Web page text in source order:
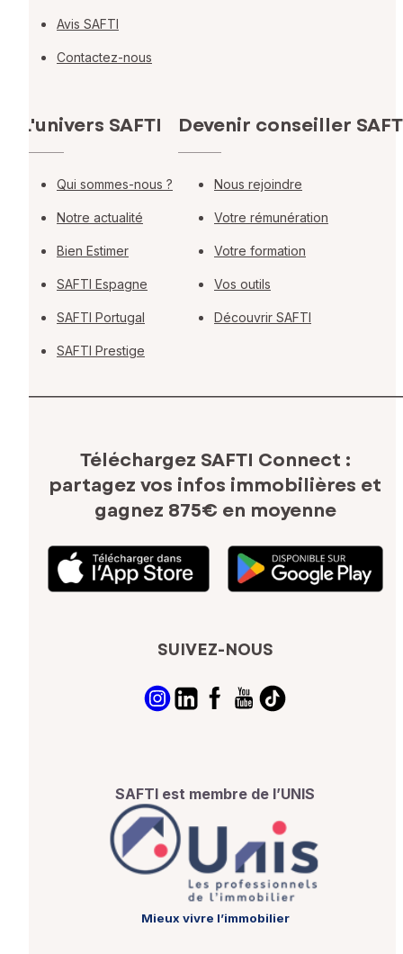
Avis SAFTI
Contactez-nous
L'univers SAFTI
Qui sommes-nous ?
Notre actualité
Bien Estimer
SAFTI Espagne
SAFTI Portugal
SAFTI Prestige
Devenir conseiller
Nous rejoindre
Votre rémunération
Votre formation
Vos outils
Découvrir SAFTI
Téléchargez SAFTI Connect :
partagez vos infos immobilières et
gagnez 875€ en moyenne
SUIVEZ-NOUS
SAFTI est membre de l’UNIS
Mieux vivre l’immobilier